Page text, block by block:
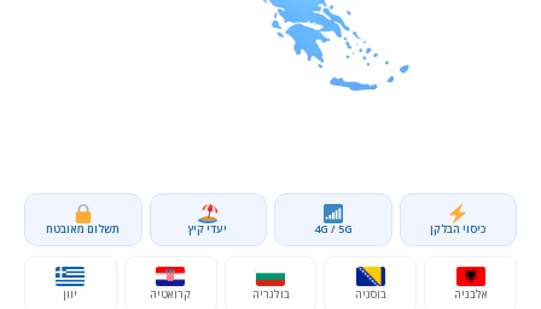
כיסוי הבלקן 4G / 5G יעדי קיץ תשלום מאובטח
אלבניה בוסניה בולגריה קרואטיה יוון